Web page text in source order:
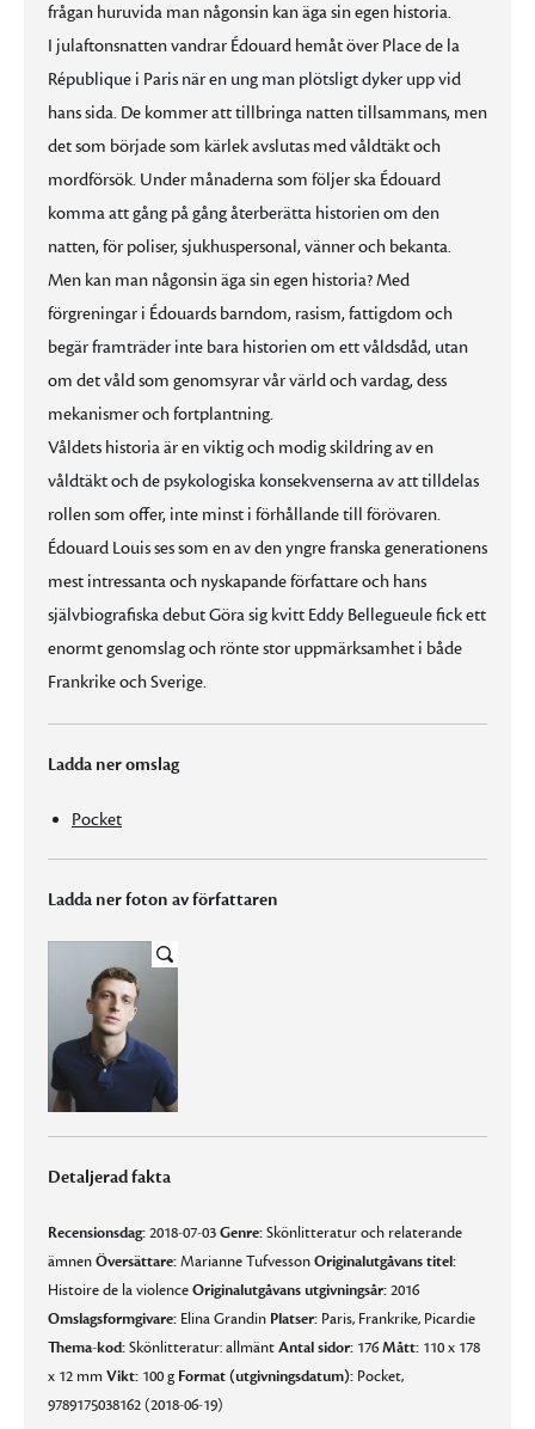
frågan huruvida man någonsin kan äga sin egen historia.
I julaftonsnatten vandrar Édouard hemåt över Place de la
République i Paris när en ung man plötsligt dyker upp vid
hans sida. De kommer att tillbringa natten tillsammans, men
det som började som kärlek avslutas med våldtäkt och
mordförsök. Under månaderna som följer ska Édouard
komma att gång på gång återberätta historien om den
natten, för poliser, sjukhuspersonal, vänner och bekanta.
Men kan man någonsin äga sin egen historia? Med
förgreningar i Édouards barndom, rasism, fattigdom och
begär framträder inte bara historien om ett våldsdåd, utan
om det våld som genomsyrar vår värld och vardag, dess
mekanismer och fortplantning.
Våldets historia är en viktig och modig skildring av en
våldtäkt och de psykologiska konsekvenserna av att tilldelas
rollen som offer, inte minst i förhållande till förövaren.
Édouard Louis ses som en av den yngre franska generationens
mest intressanta och nyskapande författare och hans
självbiografiska debut Göra sig kvitt Eddy Bellegueule fick ett
enormt genomslag och rönte stor uppmärksamhet i både
Frankrike och Sverige.
Ladda ner omslag
Pocket
Ladda ner foton av författaren
Detaljerad fakta
Recensionsdag:2018-07-03Genre:Skönlitteratur och relaterande
ämnenÖversättare:Marianne TufvessonOriginalutgåvans titel:
Histoire de la violenceOriginalutgåvans utgivningsår:2016
Omslagsformgivare: Elina Grandin Platser: Paris, Frankrike, Picardie
Thema-kod:Skönlitteratur: allmäntAntal sidor: 176Mått: 110 x 178
x 12 mmVikt: 100 g Format (utgivningsdatum): Pocket,
9789175038162 (2018-06-19)